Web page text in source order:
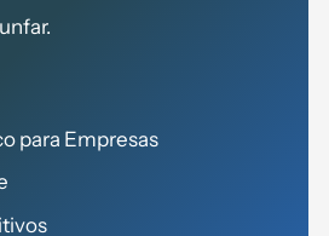
para Empresas